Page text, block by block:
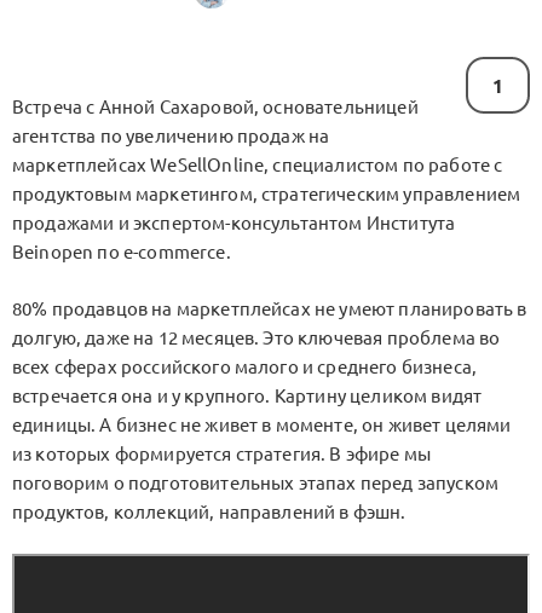
1
Встреча с Анной Сахаровой, основательницей
агентства по увеличению продаж на
маркетплейсах WeSellOnline, специалистом по работе с
продуктовым маркетингом, стратегическим управлением
продажами и экспертом-консультантом Института
Beinopen по e-commerce.
80% продавцов на маркетплейсах не умеют планировать в
долгую, даже на 12 месяцев. Это ключевая проблема во
всех сферах российского малого и среднего бизнеса,
встречается она и у крупного. Картину целиком видят
единицы. А бизнес не живет в моменте, он живет целями
из которых формируется стратегия. В эфире мы
поговорим о подготовительных этапах перед запуском
продуктов, коллекций, направлений в фэшн.